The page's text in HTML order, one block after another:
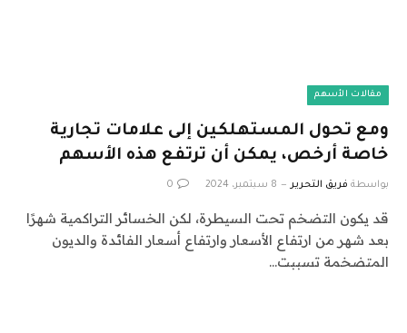
مقالات الأسهم
ومع تحول المستهلكين إلى علامات تجارية
خاصة أرخص، يمكن أن ترتفع هذه الأسهم
بواسطة فريق التحرير 8 سبتمبر، 2024 0
قد يكون التضخم تحت السيطرة، لكن الخسائر التراكمية شهرًا
بعد شهر من ارتفاع الأسعار وارتفاع أسعار الفائدة والديون
المتضخمة تسببت…